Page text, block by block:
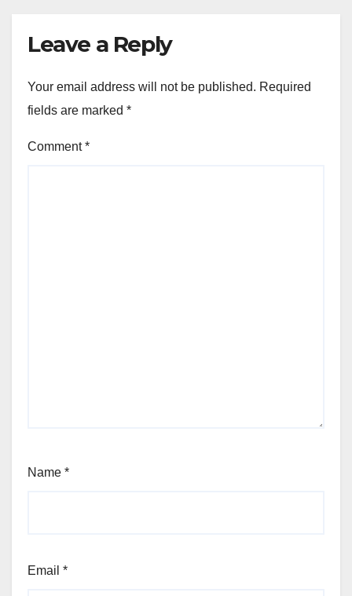
Leave a Reply
Your email address will not be published. Required
fields are marked *
Comment*
Name *
Email *